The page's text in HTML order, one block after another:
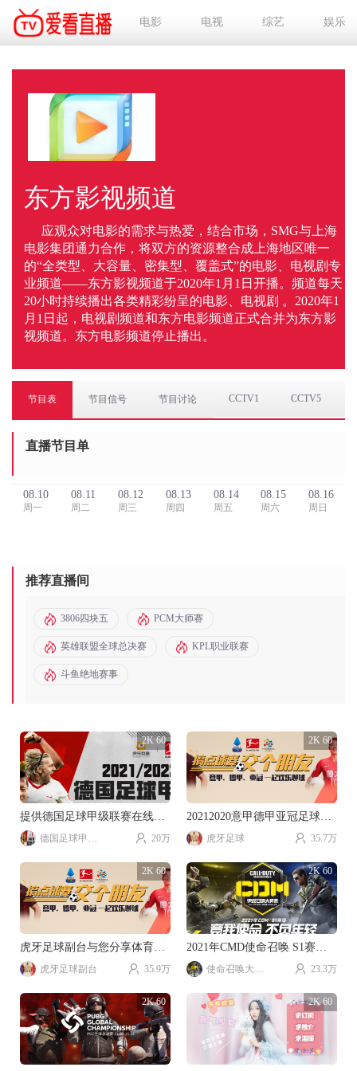
电影 电视 综艺 娱乐
东方影视频道
应观众对电影的需求与热爱，结合市场，SMG与上海
电影集团通力合作，将双方的资源整合成上海地区唯一
的“全类型、大容量、密集型、覆盖式”的电影、电视剧专
业频道——东方影视频道于2020年1月1日开播。频道每天
20小时持续播出各类精彩纷呈的电影、电视剧 。2020年1
月1日起，电视剧频道和东方电影频道正式合并为东方影
视频道。东方电影频道停止播出。
节目表 节目信号 节目讨论 CCTV1 CCTV5
直播节目单
08.10
周一
08.11
周二
08.12
周三
08.13
周四
08.14
周五
08.15
周六
08.16
周日
推荐直播间
3806四块五 PCM大师赛
英雄联盟全球总决赛 KPL职业联赛
斗鱼绝地赛事
2K 60
提供德国足球甲级联赛在线直播
德国足球甲级联赛 20万
2K 60
20212020意甲德甲亚冠足球赛事直播。
虎牙足球 35.7万
2K 60
虎牙足球副台与您分享体育游戏乐趣。
虎牙足球副台 35.9万
2K 60
2021年CMD使命召唤 S1赛季视频直播。
使命召唤大师赛 23.3万
2K 60 2K 60